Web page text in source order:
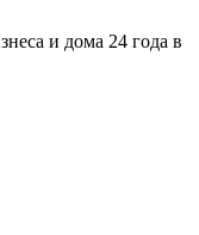
и дома 24 года в